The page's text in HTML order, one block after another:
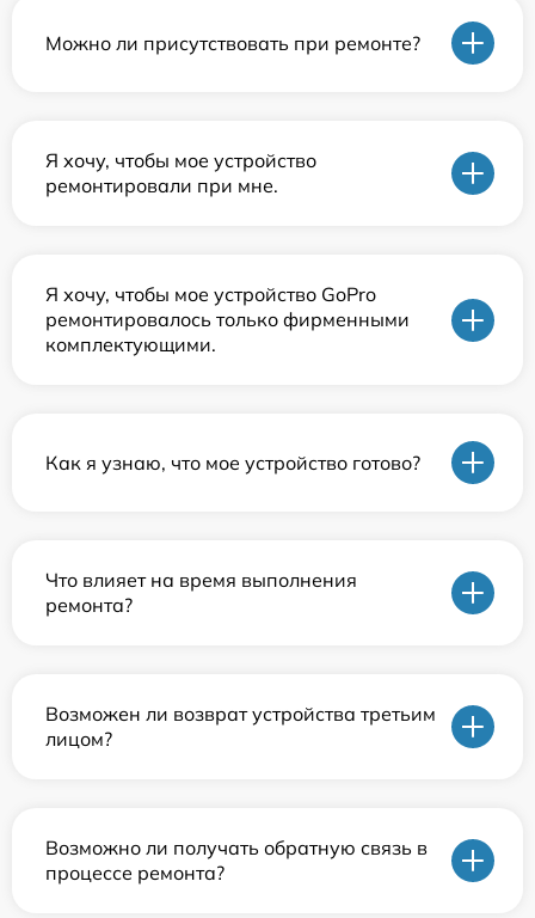
Можно ли присутствовать при ремонте?
Я хочу, чтобы мое устройство
ремонтировали при мне.
Я хочу, чтобы мое устройство GoPro
ремонтировалось только фирменными
комплектующими.
Как я узнаю, что мое устройство готово?
Что влияет на время выполнения
ремонта?
Возможен ли возврат устройства третьим
лицом?
Возможно ли получать обратную связь в
процессе ремонта?